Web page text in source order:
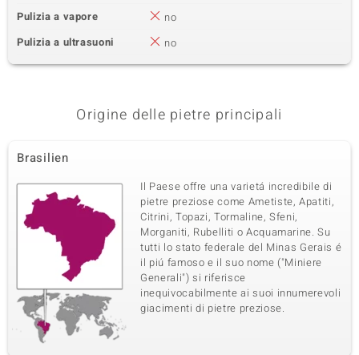
Pulizia a vapore
no
Pulizia a ultrasuoni
no
Origine delle pietre principali
Brasilien
Il Paese offre una varietá incredibile di
pietre preziose come Ametiste, Apatiti,
Citrini, Topazi, Tormaline, Sfeni,
Morganiti, Rubelliti o Acquamarine. Su
tutti lo stato federale del Minas Gerais é
il piú famoso e il suo nome ("Miniere
Generali") si riferisce
inequivocabilmente ai suoi innumerevoli
giacimenti di pietre preziose.